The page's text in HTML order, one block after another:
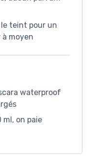
teint pour un
moyen
waterproof
ml, on paie